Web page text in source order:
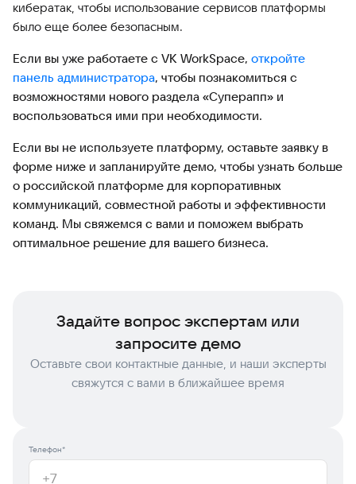
кибератак, чтобы использование сервисов платформы
было еще более безопасным.
Если вы уже работаете с VK WorkSpace, откройте
панель администратора, чтобы познакомиться с
возможностями нового раздела «Суперапп» и
воспользоваться ими при необходимости.
Если вы не используете платформу, оставьте заявку в
форме ниже и запланируйте демо, чтобы узнать больше
о российской платформе для корпоративных
коммуникаций, совместной работы и эффективности
команд. Мы свяжемся с вами и поможем выбрать
оптимальное решение для вашего бизнеса.
Задайте вопрос экспертам или
запросите демо
Оставьте свои контактные данные, и наши эксперты
свяжутся с вами в ближайшее время
Телефон*